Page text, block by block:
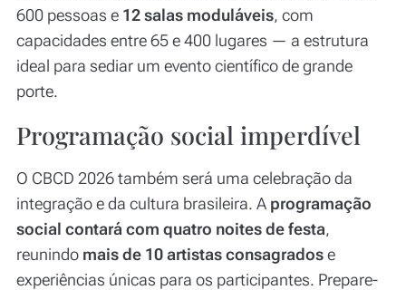
600 pessoas e 12 salas moduláveis, com
capacidades entre 65 e 400 lugares — a estrutura
ideal para sediar um evento científico de grande
porte.
Programação social imperdível
O CBCD 2026 também será uma celebração da
integração e da cultura brasileira. A programação
social contará com quatro noites de festa,
reunindo mais de 10 artistas consagradose
experiências únicas para os participantes. Prepare-